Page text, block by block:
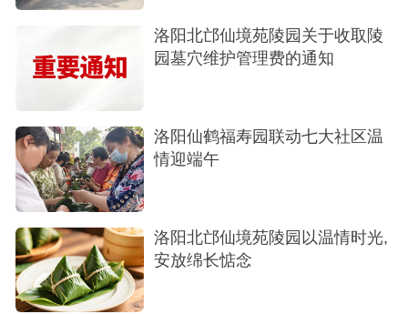
王宽先生的一生，台上是声动四方的艺术家，
台下是慈怀济世的践行者。他的精神如泉永涌，艺
德如玉长存。先生的骨函已圆满安放于郑州市御泉
共同追忆他的一生，传承他的精神，让他的爱与善
永远流传下去。
洛阳北邙仙境苑陵园关于收取陵
园墓穴维护管理费的通知
洛阳仙鹤福寿园联动七大社区温
情迎端午
洛阳北邙仙境苑陵园以温情时光,
安放绵长惦念